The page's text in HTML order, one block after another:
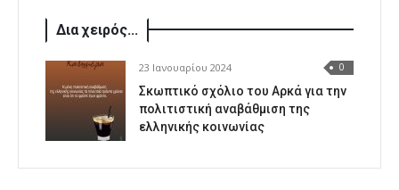
Δια χειρός...
23 Ιανουαρίου 2024 0
Σκωπτικό σχόλιο του Αρκά για την
πολιτιστική αναβάθμιση της
ελληνικής κοινωνίας